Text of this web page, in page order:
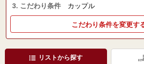
3. こだわり条件 カップル
こだわり条件を変更す
リストから探す